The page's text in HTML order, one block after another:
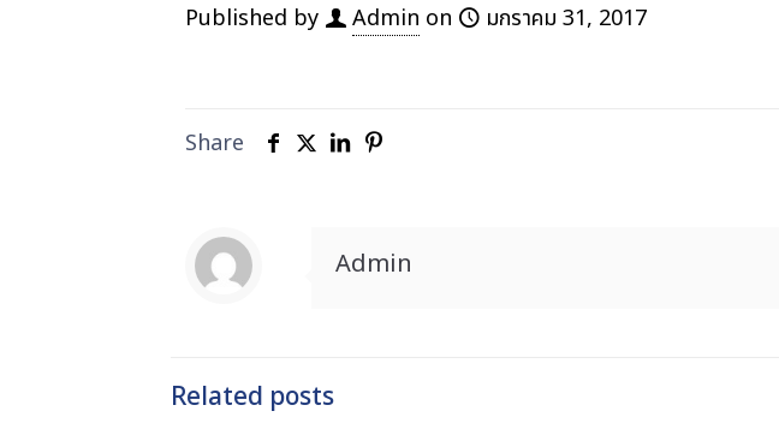
Published by Admin on มกราคม 31, 2017
Share
Admin
Related posts